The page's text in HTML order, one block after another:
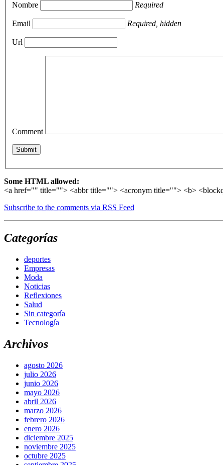
Nombre Required
Email Required, hidden
Url
Comment
Some HTML allowed:
<a href="" title=""> <abbr title=""> <acronym title=""> <b>
Subscribe to the comments via RSS Feed
Categorías
deportes
Empresas
Moda
Noticias
Reflexiones
Salud
Sin categoría
Tecnología
Archivos
agosto 2026
julio 2026
junio 2026
mayo 2026
abril 2026
marzo 2026
febrero 2026
enero 2026
diciembre 2025
noviembre 2025
octubre 2025